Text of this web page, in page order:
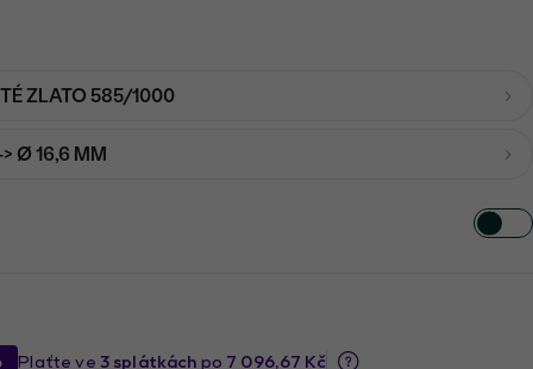
ZLATO 585/1000
Ø 16,6 MM